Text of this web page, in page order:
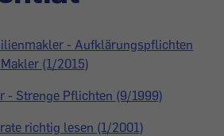
- Aufklärungspflichten
(1/2015)
- Strenge Pflichten (9/1999)
richtig lesen (1/2001)